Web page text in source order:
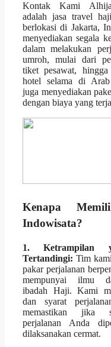
Kontak Kami
adalah jasa travel
berlokasi di Jakarta,
menyediakan segala
dalam melakukan
umroh, mulai dari
tiket pesawat,
hotel selama di
juga menyediakan
dengan biaya yang
Kenapa
Indowisata?
1. Ketrampilan
Tertandingi: Tim
pakar perjalanan
mempunyai ilmu
ibadah Haji. Kami
dan syarat
memastikan jika
perjalanan Anda
dilaksanakan cermat.